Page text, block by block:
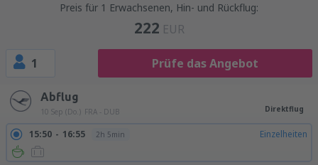
Preis für 1 Erwachsenen, Hin- und Rückflug:
222 EUR
1 Prüfe das Angebot
Abflug
10 Sep (Do.) FRA - DUB Direktflug
15:50 16:55 2h 5min Einzelheiten